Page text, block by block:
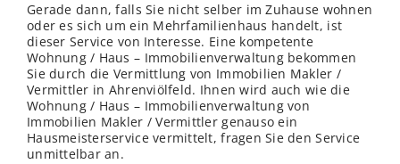
Gerade dann, falls Sie nicht selber im Zuhause wohnen
oder es sich um ein Mehrfamilienhaus handelt, ist
dieser Service von Interesse. Eine kompetente
Wohnung / Haus – Immobilienverwaltung bekommen
Sie durch die Vermittlung von Immobilien Makler /
Vermittler in Ahrenviölfeld. Ihnen wird auch wie die
Wohnung / Haus – Immobilienverwaltung von
Immobilien Makler / Vermittler genauso ein
Hausmeisterservice vermittelt, fragen Sie den Service
unmittelbar an.